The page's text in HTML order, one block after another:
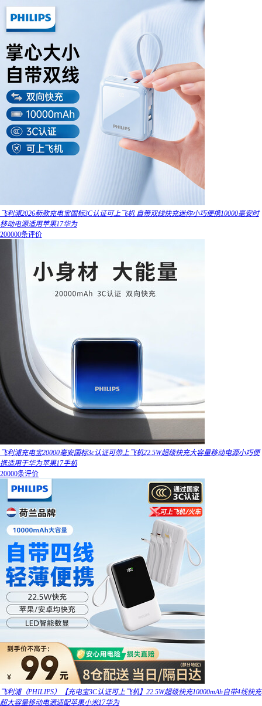
飞利浦2026新款充电宝国标3C认证可上飞机 自带双线快充迷你小巧便携10000毫安时
移动电源适用苹果17华为
200000条评价
飞利浦充电宝20000毫安国标3c认证可带上飞机22.5W超级快充大容量移动电源小巧便
携适用于华为苹果17手机
20000条评价
飞利浦（PHILIPS）【充电宝3C认证可上飞机】22.5W超级快充10000mAh自带4线快充
超大容量移动电源适配苹果小米17华为